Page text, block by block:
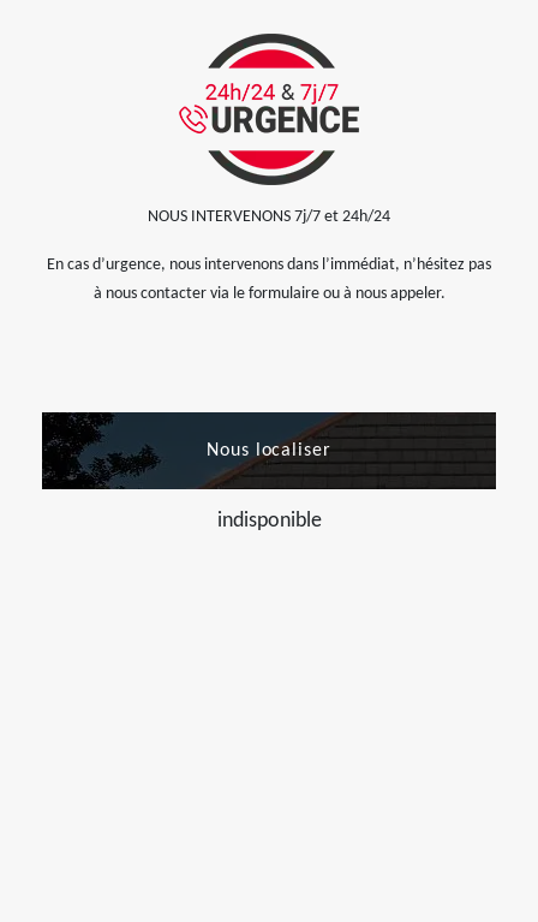
NOUS INTERVENONS 7j/7 et 24h/24
En cas d’urgence, nous intervenons dans l’immédiat, n’hésitez pas
à nous contacter via le formulaire ou à nous appeler.
Nous localiser
indisponible